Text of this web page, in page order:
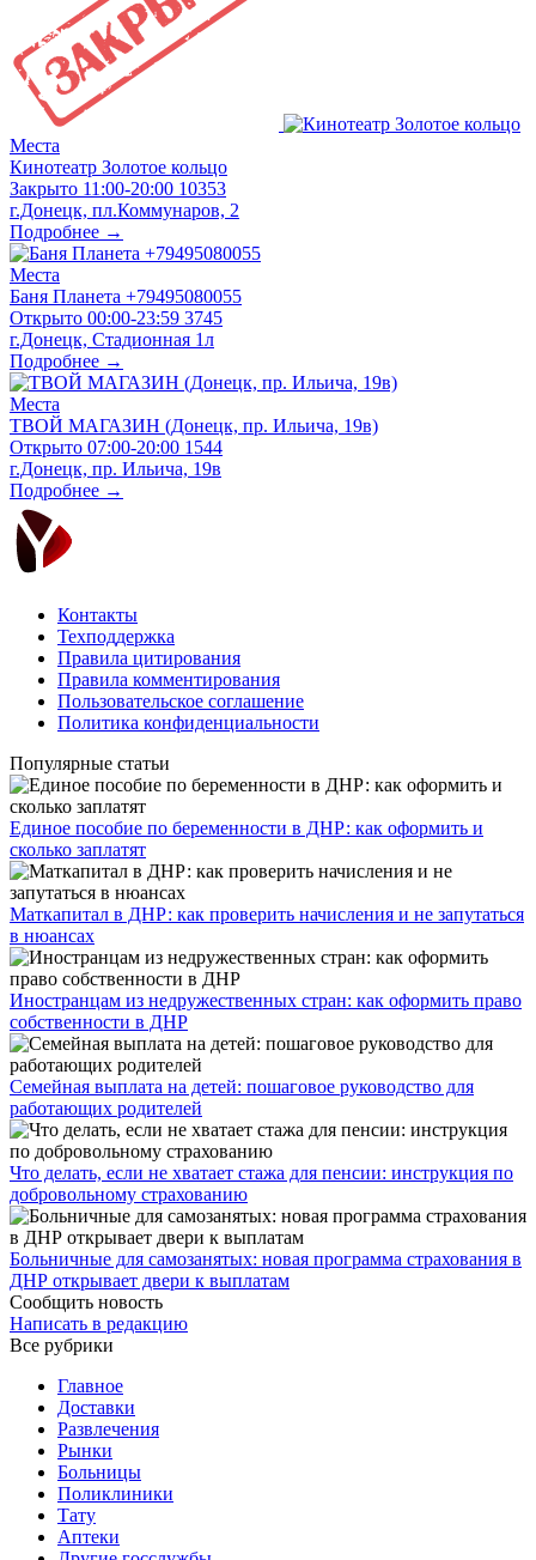
Места
Кинотеатр Золотое кольцо
Закрыто 11:00-20:00 10353
г.Донецк, пл.Коммунаров, 2
Подробнее →
Места
Баня Планета +79495080055
Открыто 00:00-23:59 3745
г.Донецк, Стадионная 1л
Подробнее →
Места
ТВОЙ МАГАЗИН (Донецк, пр. Ильича, 19в)
Открыто 07:00-20:00 1544
г.Донецк, пр. Ильича, 19в
Подробнее →
Контакты
Техподдержка
Правила цитирования
Правила комментирования
Пользовательское соглашение
Политика конфиденциальности
Популярные статьи
Единое пособие по беременности в ДНР: как оформить и
сколько заплатят
​Маткапитал в ДНР: как проверить начисления и не запутаться
в нюансах
Иностранцам из недружественных стран: как оформить право
собственности в ДНР
Семейная выплата на детей: пошаговое руководство для
работающих родителей
Что делать, если не хватает стажа для пенсии: инструкция по
добровольному страхованию
Больничные для самозанятых: новая программа страхования в
ДНР открывает двери к выплатам
Сообщить новость
Написать в редакцию
Все рубрики
Главное
Доставки
Развлечения
Рынки
Больницы
Поликлиники
Тату
Аптеки